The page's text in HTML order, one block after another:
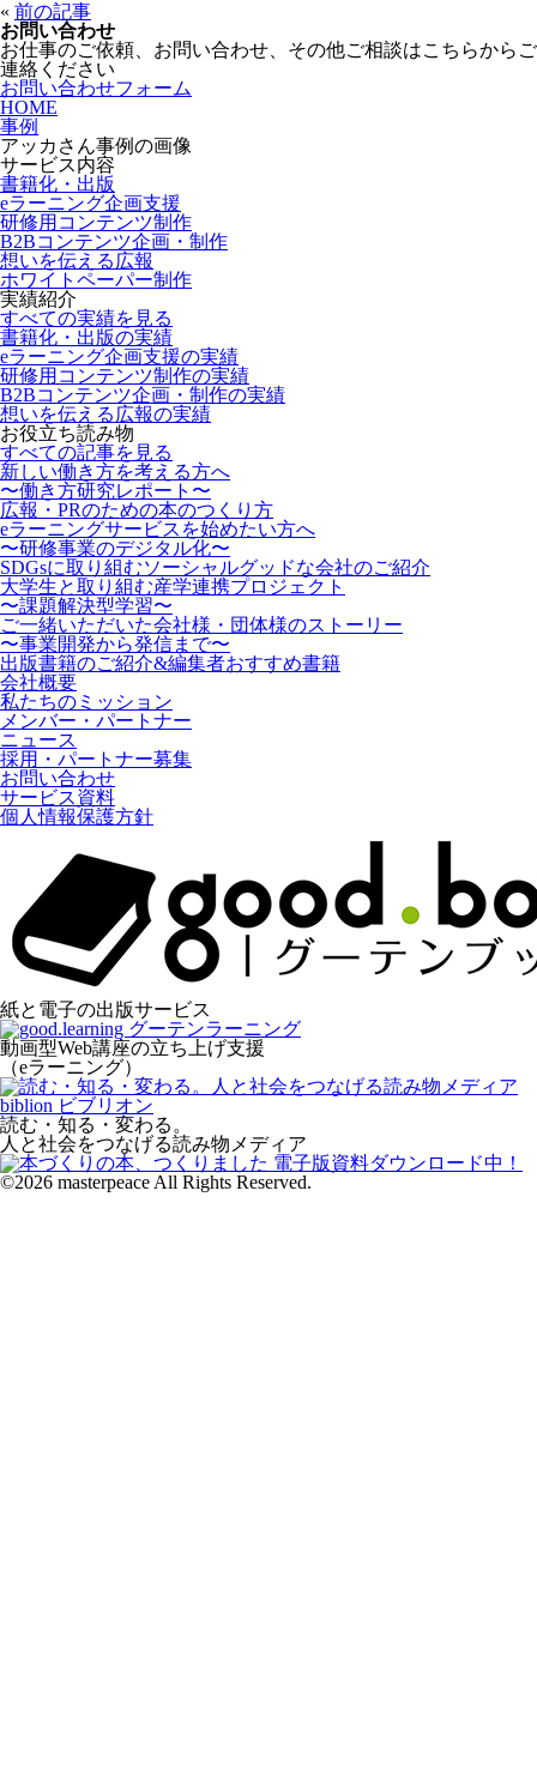
« 前の記事
お問い合わせ
お仕事のご依頼、お問い合わせ、その他ご相談はこちらからご
連絡ください
お問い合わせフォーム
HOME
事例
アッカさん事例の画像
サービス内容
書籍化・出版
eラーニング企画支援
研修用コンテンツ制作
B2Bコンテンツ企画・制作
想いを伝える広報
ホワイトペーパー制作
実績紹介
すべての実績を見る
書籍化・出版の実績
eラーニング企画支援の実績
研修用コンテンツ制作の実績
B2Bコンテンツ企画・制作の実績
想いを伝える広報の実績
お役立ち読み物
すべての記事を見る
新しい働き方を考える方へ
〜働き方研究レポート〜
広報・PRのための本のつくり方
eラーニングサービスを始めたい方へ
〜研修事業のデジタル化〜
SDGsに取り組むソーシャルグッドな会社のご紹介
大学生と取り組む産学連携プロジェクト
〜課題解決型学習〜
ご一緒いただいた会社様・団体様のストーリー
〜事業開発から発信まで〜
出版書籍のご紹介&編集者おすすめ書籍
会社概要
私たちのミッション
メンバー・パートナー
ニュース
採用・パートナー募集
お問い合わせ
サービス資料
個人情報保護方針
紙と電子の出版サービス
動画型Web講座の立ち上げ支援
（eラーニング）
読む・知る・変わる。
人と社会をつなげる読み物メディア
©2026 masterpeace All Rights Reserved.